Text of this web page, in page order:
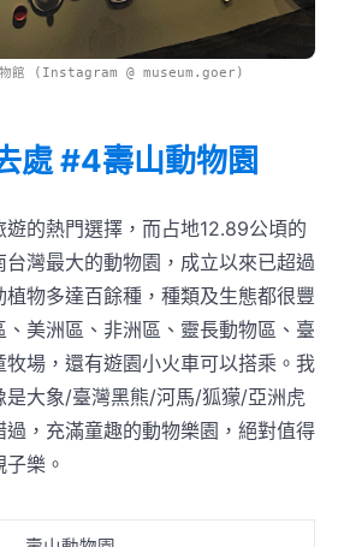
物館 (Instagram @ museum.goer)
處 #4壽山動物園
的熱門選擇，而占地12.89公頃的
灣最大的動物園，成立以來已超過
物多達百餘種，種類及生態都很豐
美洲區、非洲區、靈長動物區、臺
場，還有遊園小火車可以搭乘。我
是大象/臺灣黑熊/河馬/狐獴/亞洲虎
，充滿童趣的動物樂園，絕對值得
樂。